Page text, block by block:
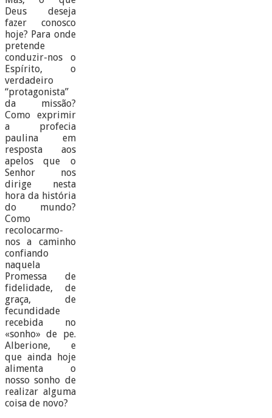
Deus deseja
fazer conosco
hoje? Para onde
pretende
conduzir-nos o
Espírito, o
verdadeiro
“protagonista”
da missão?
Como exprimir
a profecia
paulina em
resposta aos
apelos que o
Senhor nos
dirige nesta
hora da história
do mundo?
Como
recolocarmo-
nos a caminho
confiando
naquela
Promessa de
fidelidade, de
graça, de
fecundidade
recebida no
«sonho» de pe.
Alberione, e
que ainda hoje
alimenta o
nosso sonho de
realizar alguma
coisa de novo?